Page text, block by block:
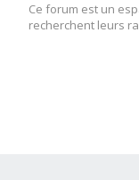
Ce forum est un
recherchent leurs